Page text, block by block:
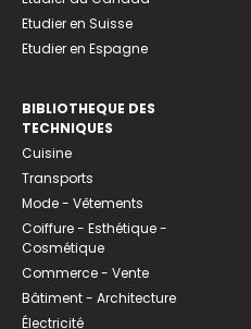
Etudier en Suisse
Etudier en Espagne
BIBLIOTHEQUE DES
TECHNIQUES
Cuisine
Transports
Mode - Vêtements
Coiffure - Esthétique -
Cosmétique
Commerce - Vente
Bâtiment - Architecture
Électricité